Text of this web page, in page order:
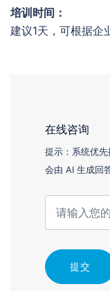
培训时间：
建议1天，可根据企
在线咨询
提示：系统优先
会由 AI 生成回
提交